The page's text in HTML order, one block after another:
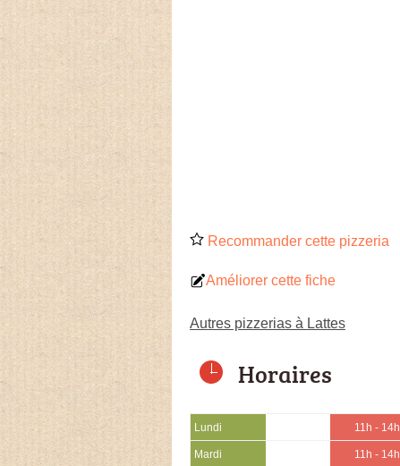
Recommander cette pizzeria
Améliorer cette fiche
Autres pizzerias à Lattes
Horaires
Lundi 11h - 14h
Mardi 11h - 14h